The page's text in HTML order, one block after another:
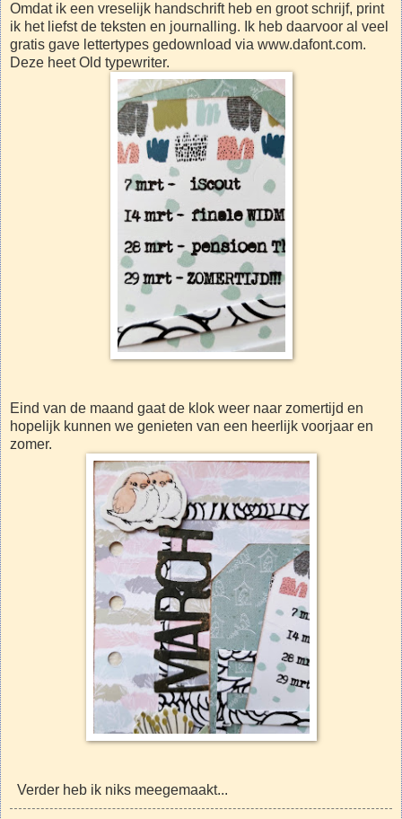
Omdat ik een vreselijk handschrift heb en groot schrijf, print
ik het liefst de teksten en journalling. Ik heb daarvoor al veel
gratis gave lettertypes gedownload via www.dafont.com.
Deze heet Old typewriter.
Eind van de maand gaat de klok weer naar zomertijd en
hopelijk kunnen we genieten van een heerlijk voorjaar en
zomer.
Verder heb ik niks meegemaakt...